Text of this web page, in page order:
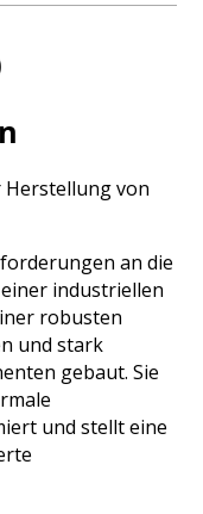
von
an die
industriellen
robusten
und stark
gebaut. Sie
und stellt eine